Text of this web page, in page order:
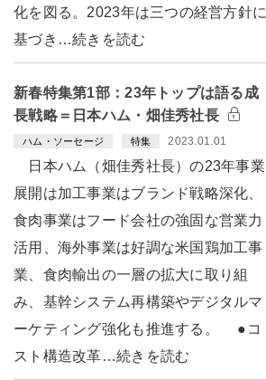
化を図る。2023年は三つの経営方針に
基づき…続きを読む
新春特集第1部：23年トップは語る成
長戦略＝日本ハム・畑佳秀社長
ハム・ソーセージ 特集 2023.01.01
日本ハム（畑佳秀社長）の23年事業
展開は加工事業はブランド戦略深化、
食肉事業はフード会社の強固な営業力
活用、海外事業は好調な米国鶏加工事
業、食肉輸出の一層の拡大に取り組
み、基幹システム再構築やデジタルマ
ーケティング強化も推進する。 ●コ
スト構造改革…続きを読む